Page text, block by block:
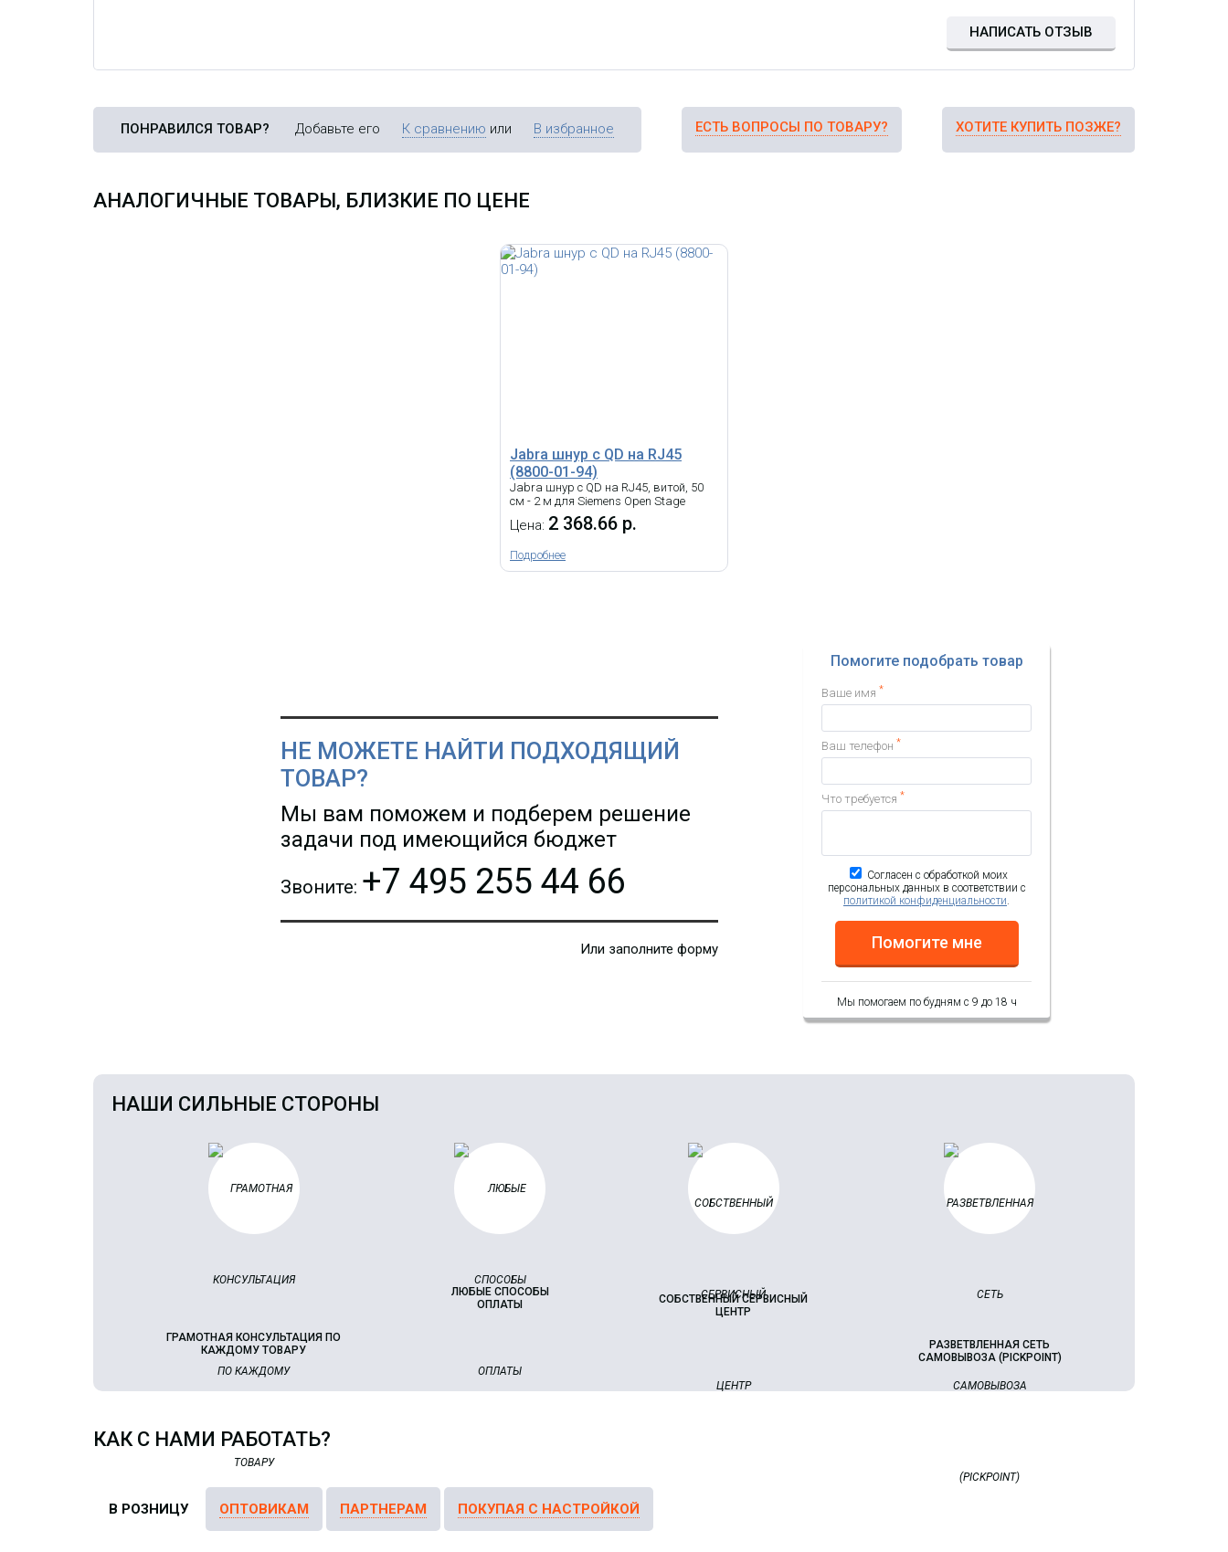
НАПИСАТЬ ОТЗЫВ
ПОНРАВИЛСЯ ТОВАР? Добавьте его К сравнению или В избранное ЕСТЬ ВОПРОСЫ ПО ТОВАРУ? ХОТИТЕ КУПИТЬ ПОЗЖЕ?
АНАЛОГИЧНЫЕ ТОВАРЫ, БЛИЗКИЕ ПО ЦЕНЕ
Jabra шнур c QD на RJ45
(8800-01-94)
Jabra шнур с QD на RJ45, витой, 50
см - 2 м для Siemens Open Stage
Цена: 2 368.66 р.
Подробнее
НЕ МОЖЕТЕ НАЙТИ ПОДХОДЯЩИЙ
ТОВАР?
Мы вам поможем и подберем решение
задачи под имеющийся бюджет
Звоните: +7 495 255 44 66
Или заполните форму
Помогите подобрать товар
Ваше имя *
Ваш телефон *
Что требуется *
Согласен с обработкой моих
персональных данных в соответствии с
политикой конфиденциальности.
Помогите мне
Мы помогаем по будням с 9 до 18 ч
НАШИ СИЛЬНЫЕ СТОРОНЫ
ГРАМОТНАЯ КОНСУЛЬТАЦИЯ ПО
КАЖДОМУ ТОВАРУ
ЛЮБЫЕ СПОСОБЫ
ОПЛАТЫ
СОБСТВЕННЫЙ СЕРВИСНЫЙ
ЦЕНТР
РАЗВЕТВЛЕННАЯ СЕТЬ
САМОВЫВОЗА (PICKPOINT)
КАК С НАМИ РАБОТАТЬ?
В РОЗНИЦУ ОПТОВИКАМ ПАРТНЕРАМ ПОКУПАЯ С НАСТРОЙКОЙ